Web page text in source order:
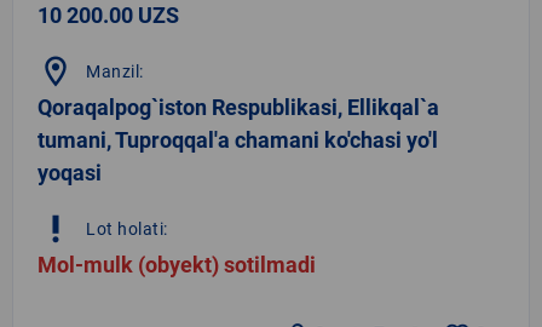
10 200.00 UZS
location_on Manzil:
Qoraqalpog`iston Respublikasi, Ellikqal`a
tumani, Tuproqqal'a chamani ko'chasi yo'l
yoqasi
priority_high Lot holati:
Mol-mulk (obyekt) sotilmadi